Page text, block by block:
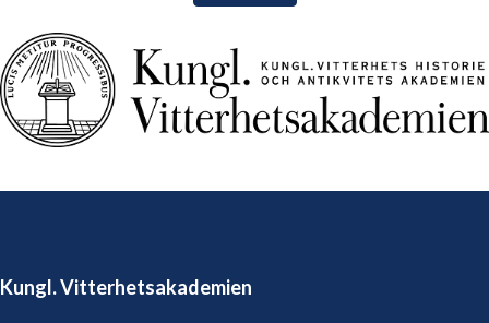
Kungl. Vitterhetsakademien